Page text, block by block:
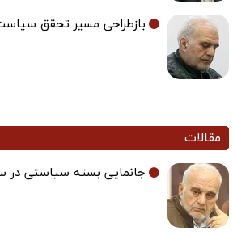
بازطراحی مسیر تحقق
مقالات
جانمایی بسته سیاستی در